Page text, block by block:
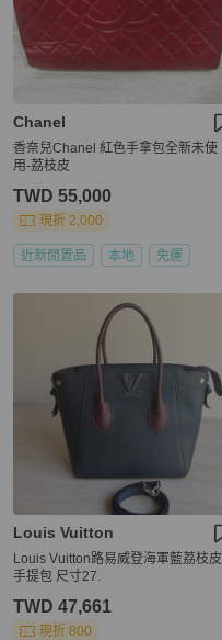
Chanel
香奈兒Chanel 紅色手拿包全新未使
用-荔枝皮
TWD 55,000
現折 2,000
近新閒置品 本地 免運
Louis Vuitton
Louis Vuitton路易威登海軍藍荔枝皮
手提包 尺寸27.
TWD 47,661
現折 800